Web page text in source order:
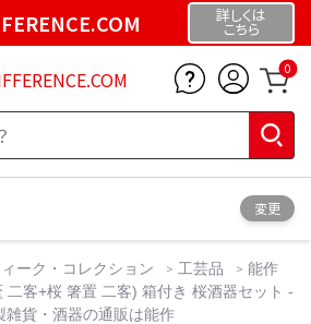
詳しくは
こちら
0
変更
ーク・コレクション 工芸品
能作
二客+桜 箸置 二客) 箱付き 桜酒器セット -
貨・酒器の通販は能作